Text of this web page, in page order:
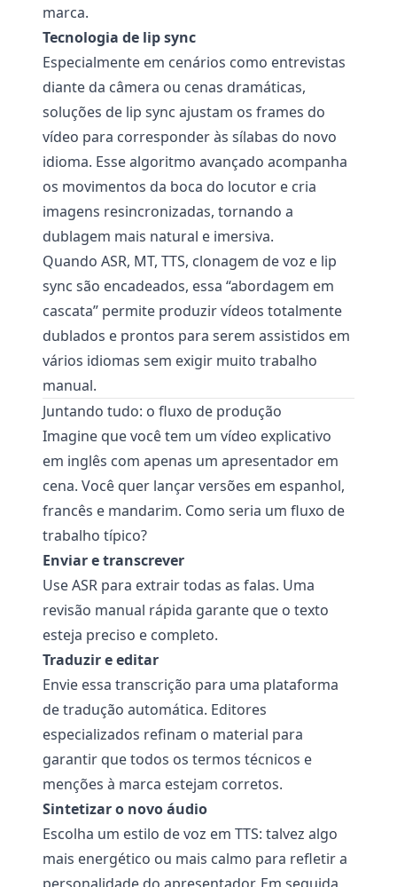
marca.
Tecnologia de lip sync
Especialmente em cenários como entrevistas
diante da câmera ou cenas dramáticas,
soluções de lip sync ajustam os frames do
vídeo para corresponder às sílabas do novo
idioma. Esse algoritmo avançado acompanha
os movimentos da boca do locutor e cria
imagens resincronizadas, tornando a
dublagem mais natural e imersiva.
Quando ASR, MT, TTS, clonagem de voz e lip
sync são encadeados, essa “abordagem em
cascata” permite produzir vídeos totalmente
dublados e prontos para serem assistidos em
vários idiomas sem exigir muito trabalho
manual.
Juntando tudo: o fluxo de produção
Imagine que você tem um vídeo explicativo
em inglês com apenas um apresentador em
cena. Você quer lançar versões em espanhol,
francês e mandarim. Como seria um fluxo de
trabalho típico?
Enviar e transcrever
Use ASR para extrair todas as falas. Uma
revisão manual rápida garante que o texto
esteja preciso e completo.
Traduzir e editar
Envie essa transcrição para uma plataforma
de tradução automática. Editores
especializados refinam o material para
garantir que todos os termos técnicos e
menções à marca estejam corretos.
Sintetizar o novo áudio
Escolha um estilo de voz em TTS: talvez algo
mais energético ou mais calmo para refletir a